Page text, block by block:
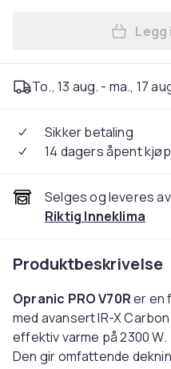
Legg
To., 13 aug. - ma., 17
Sikker betaling
14 dagers åpent kjøp
Selges og leveres av
Riktig Inneklima
Produktbeskrivelse
Opranic PRO V70Rer en
med avansert IR-X
effektiv varme på 2300 W.
Den gir omfattende